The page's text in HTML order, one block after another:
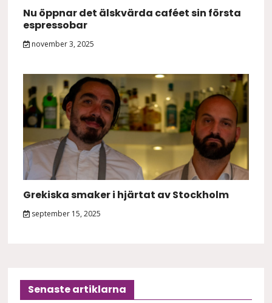
Nu öppnar det älskvärda caféet sin första
espressobar
november 3, 2025
Grekiska smaker i hjärtat av Stockholm
september 15, 2025
Senaste artiklarna